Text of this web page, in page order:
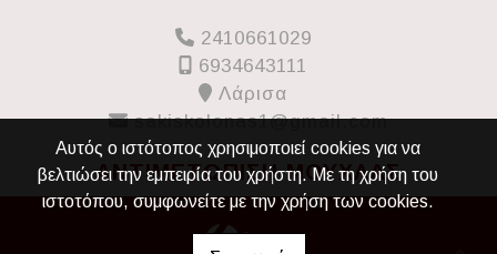
2410661029
6934643111
Λάρισα
sakiskolonas1@gmail.com
ΑΝΤΙΜΕΤΩΠΙΣΗ ΜΟΥΧΛΑΣ
Αυτός ο ιστότοπος χρησιμοποιεί cookies για να
βελτιώσει την εμπειρία του χρήστη. Με τη χρήση του
ιστοτόπου, συμφωνείτε με την χρήση των cookies.